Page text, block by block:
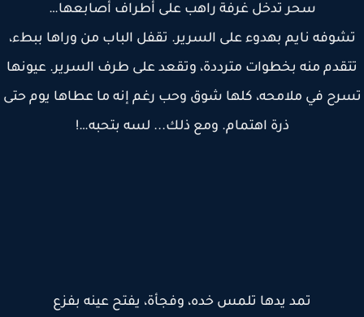
سحر تدخل غرفة راهب على أطراف أصابعها…
نايم بهدوء على السرير. تقفل الباب من وراها ببطء،
منه بخطوات مترددة، وتقعد على طرف السرير. عيونها
في ملامحه، كلها شوق وحب رغم إنه ما عطاها يوم حتى
ذرة اهتمام. ومع ذلك... لسه بتحبه…!
تمد يدها تلمس خده، وفجأة، يفتح عينه بفزع